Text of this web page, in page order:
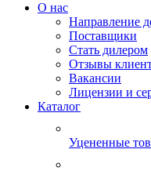
О нас
Направление
Поставщики
Стать дилером
Отзывы
Вакансии
Лицензии и
Каталог
Уцененные